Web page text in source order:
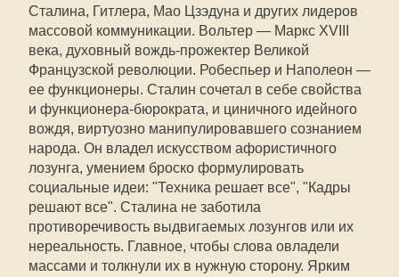
Сталина, Гитлера, Мао Цзэдуна и других лидеров
массовой коммуникации. Вольтер — Маркс XVIII
века, духовный вождь-прожектер Великой
Французской революции. Робеспьер и Наполеон —
ее функционеры. Сталин сочетал в себе свойства
и функционера-бюрократа, и циничного идейного
вождя, виртуозно манипулировавшего сознанием
народа. Он владел искусством афористичного
лозунга, умением броско формулировать
социальные идеи: "Техника решает все", "Кадры
решают все". Сталина не заботила
противоречивость выдвигаемых лозунгов или их
нереальность. Главное, чтобы слова овладели
массами и толкнули их в нужную сторону. Ярким